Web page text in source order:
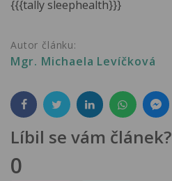
{{{tally sleephealth}}}
Autor článku:
Mgr. Michaela Levíčková
Líbil se vám článek?
0